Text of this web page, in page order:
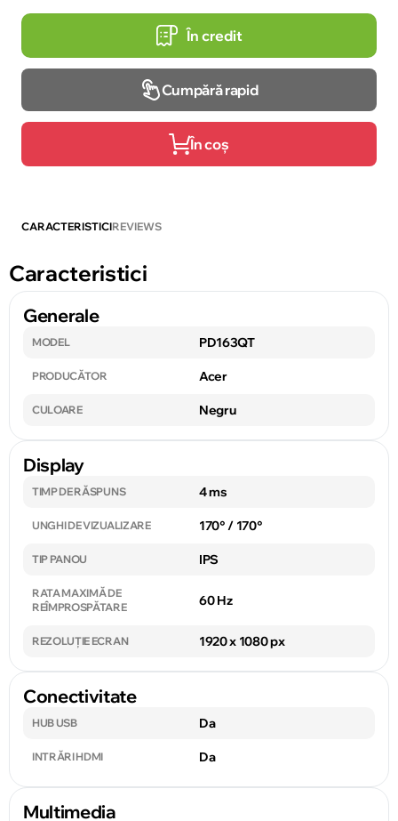
În credit
Cumpără rapid
În coș
CARACTERISTICIREVIEWS
Caracteristici
Generale
MODEL PD163QT
PRODUCĂTOR Acer
CULOARE Negru
Display
TIMP DE RĂSPUNS 4 ms
UNGHI DE VIZUALIZARE 170° / 170°
TIP PANOU IPS
RATA MAXIMĂ DE
REÎMPROSPĂTARE
60 Hz
REZOLUȚIE ECRAN 1920 x 1080 px
Conectivitate
HUB USB Da
INTRĂRI HDMI Da
Multimedia